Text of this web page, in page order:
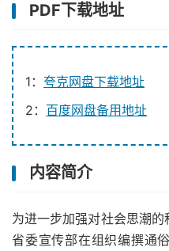
PDF下载地址
1： 夸克网盘下载地址
2： 百度网盘备用地址
内容简介
为进一步加强对社会思潮
省委宣传部在组织编撰通